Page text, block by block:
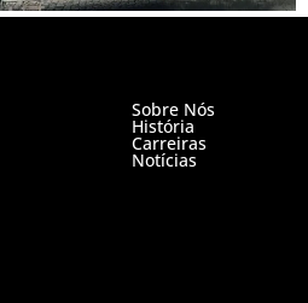
Sobre Nós
História
Carreiras
Notícias